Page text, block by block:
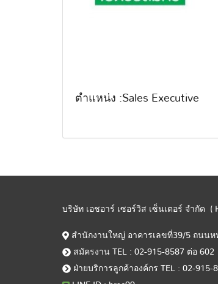
ตำแหน่ง :Sales Executive
บริษัท เอชอาร์ เซอร์วิส เซ็นเตอร์ จำกัด (
สำนักงานใหญ่ อาคารเลขที่39/5 ถนนห
สมัครงาน TEL : 02-915-8587 ต่อ 602
ฝ่ายบริการลูกค้าองค์กร TEL : 02-915-